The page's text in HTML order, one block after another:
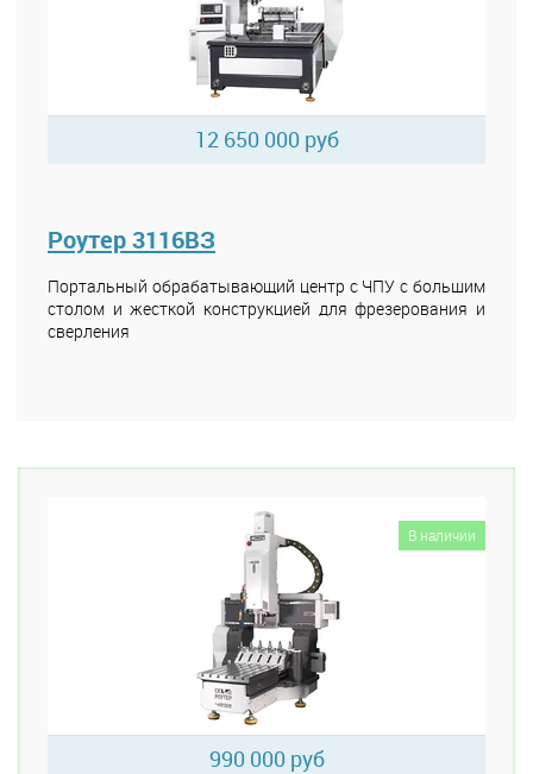
12 650 000 руб
Роутер 3116ВЗ
Портальный обрабатывающий центр с ЧПУ с большим
столом и жесткой конструкцией для фрезерования и
сверления
В наличии
990 000 руб